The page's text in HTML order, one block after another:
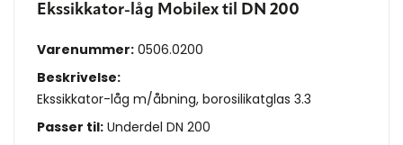
Ekssikkator-låg Mobilex til DN 200
Varenummer: 0506.0200
Beskrivelse:
Ekssikkator-låg m/åbning, borosilikatglas 3.3
Passer til: Underdel DN 200